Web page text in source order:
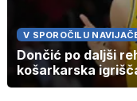
V SPOROČILU
Dončić po daljši
košarkarska